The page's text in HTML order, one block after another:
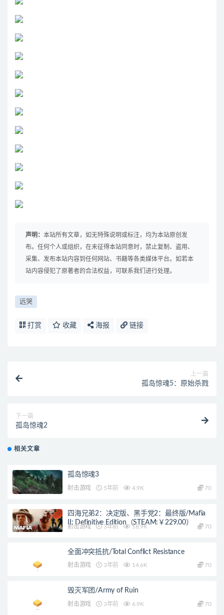
声明： 本站所有文章，如无特殊说明或标注，均为本站原创发
布。任何个人或组织，在未征得本站同意时，禁止复制、盗用、
采集、发布本站内容到任何网站、书籍等各类媒体平台。如若本
站内容侵犯了原著者的合法权益，可联系我们进行处理。
远哭
打赏 收藏 海报 链接
上一篇
孤岛惊魂5：原始杀戮
下一篇
孤岛惊魂2
相关文章
孤岛惊魂3
射击游戏 5年前 4.9K 70
四海兄弟2：决定版、黑手党2：最终版/Mafia
II: Definitive Edition（STEAM:￥229.00）
射击游戏 3年前 18.9K 70
全面冲突抵抗/Total Conflict Resistance
射击游戏 3年前 14.6K 70
毁灭军团/Army of Ruin
射击游戏 3年前 6.9K 70